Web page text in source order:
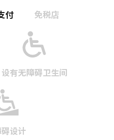
付 免税店
设有无障碍卫生间
设计
复制链接